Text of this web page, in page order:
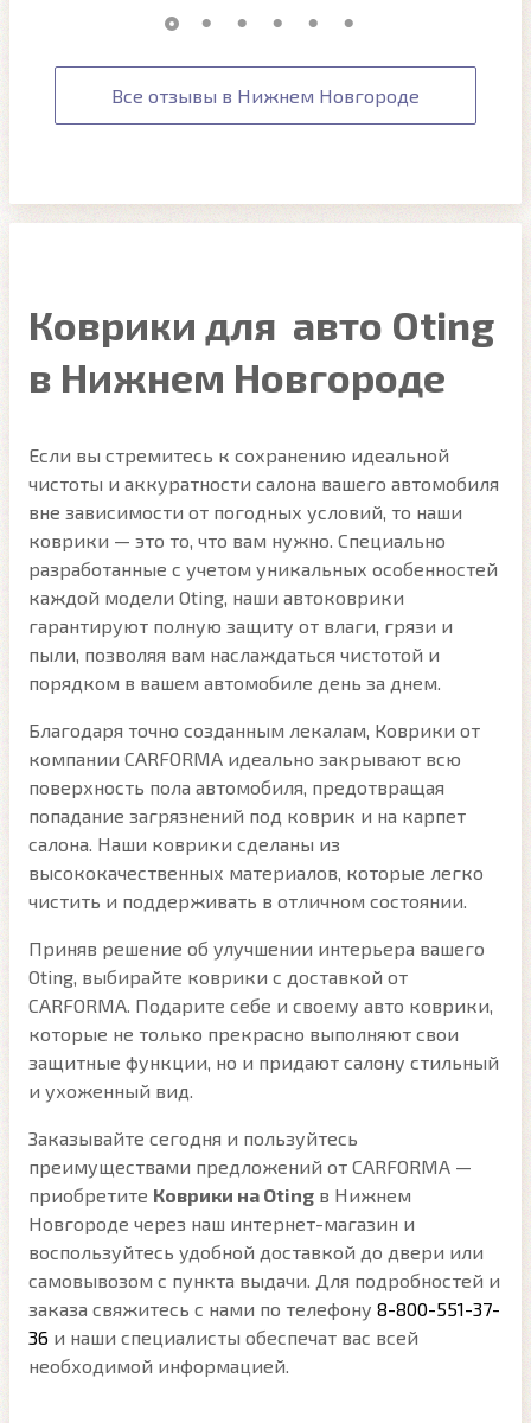
Все отзывы в Нижнем Новгороде
Коврики для авто Oting
в Нижнем Новгороде
Если вы стремитесь к сохранению идеальной
чистоты и аккуратности салона вашего автомобиля
вне зависимости от погодных условий, то наши
коврики — это то, что вам нужно. Специально
разработанные с учетом уникальных особенностей
каждой модели Oting, наши автоковрики
гарантируют полную защиту от влаги, грязи и
пыли, позволяя вам наслаждаться чистотой и
порядком в вашем автомобиле день за днем.
Благодаря точно созданным лекалам, Коврики от
компании CARFORMA идеально закрывают всю
поверхность пола автомобиля, предотвращая
попадание загрязнений под коврик и на карпет
салона. Наши коврики сделаны из
высококачественных материалов, которые легко
чистить и поддерживать в отличном состоянии.
Приняв решение об улучшении интерьера вашего
Oting, выбирайте коврики с доставкой от
CARFORMA. Подарите себе и своему авто коврики,
которые не только прекрасно выполняют свои
защитные функции, но и придают салону стильный
и ухоженный вид.
Заказывайте сегодня и пользуйтесь
преимуществами предложений от CARFORMA —
приобретите Коврики на Oting в Нижнем
Новгороде через наш интернет-магазин и
воспользуйтесь удобной доставкой до двери или
самовывозом с пункта выдачи. Для подробностей и
заказа свяжитесь с нами по телефону 8-800-551-37-
36 и наши специалисты обеспечат вас всей
необходимой информацией.